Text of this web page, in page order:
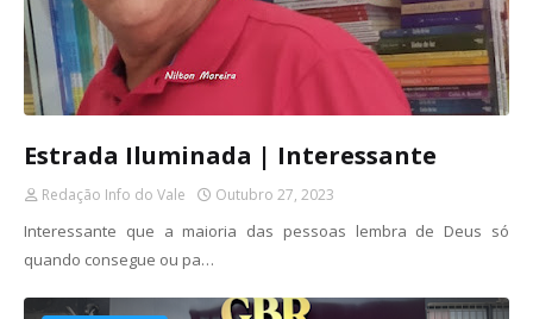
Estrada Iluminada | Interessante
Redação Info do Vale Outubro 27, 2023
Interessante que a maioria das pessoas lembra de Deus só
quando consegue ou pa…